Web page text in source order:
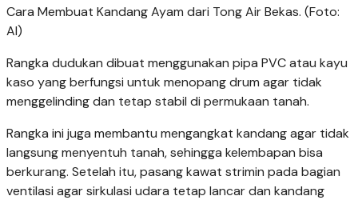
Cara Membuat Kandang Ayam dari Tong Air Bekas. (Foto:
AI)
Rangka dudukan dibuat menggunakan pipa PVC atau kayu
kaso yang berfungsi untuk menopang drum agar tidak
menggelinding dan tetap stabil di permukaan tanah.
Rangka ini juga membantu mengangkat kandang agar tidak
langsung menyentuh tanah, sehingga kelembapan bisa
berkurang. Setelah itu, pasang kawat strimin pada bagian
ventilasi agar sirkulasi udara tetap lancar dan kandang